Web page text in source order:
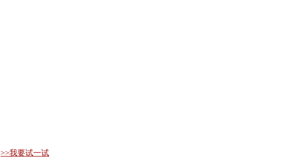
>>我要试一试